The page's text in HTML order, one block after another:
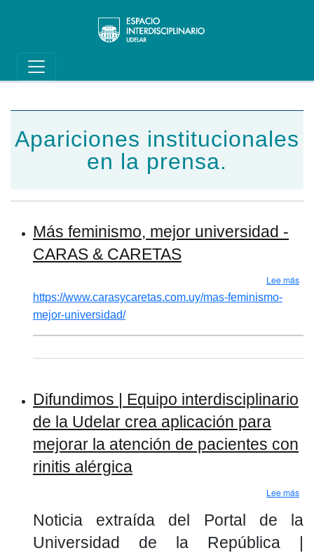
Main navigation
Apariciones institucionales
en la prensa.
Más feminismo, mejor universidad -
CARAS & CARETAS
Lee más
https://www.carasycaretas.com.uy/mas-feminismo-
mejor-universidad/
Difundimos | Equipo interdisciplinario
de la Udelar crea aplicación para
mejorar la atención de pacientes con
rinitis alérgica
Lee más
Noticia extraída del Portal de la
Universidad de la República |